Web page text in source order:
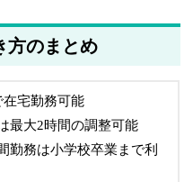
方のまとめ
在宅勤務可能
最大2時間の調整可能
勤務は小学校卒業まで利